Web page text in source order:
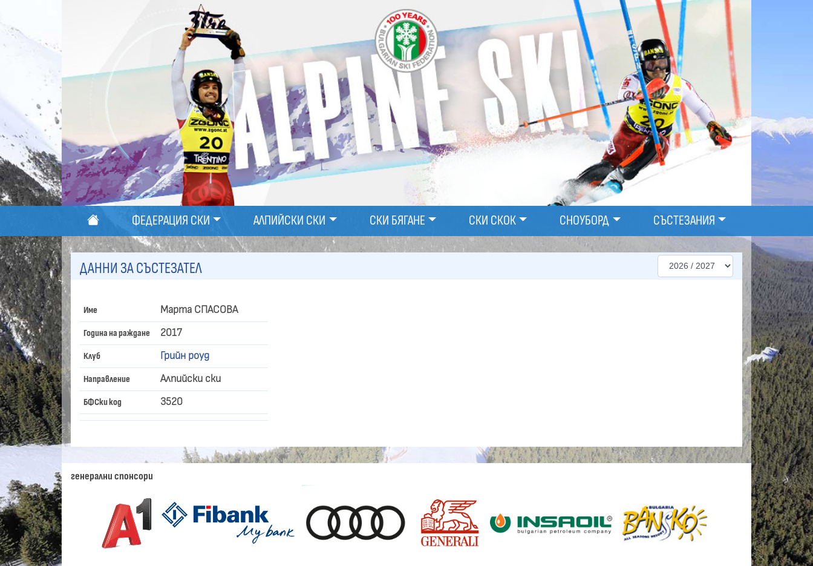
ФЕДЕРАЦИЯ СКИ АЛПИЙСКИ СКИ СКИ БЯГАНЕ СКИ СКОК СНОУБОРД СЪСТЕЗАНИЯ
ДАННИ ЗА СЪСТЕЗАТЕЛ
Име Марта СПАСОВА
Година на раждане 2017
Клуб Грийн роуд
Направление Алпийски ски
БФСки код 3520
генерални спонсори